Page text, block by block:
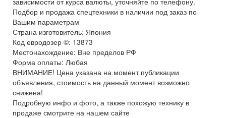
Подбор и продажа спецтехники в наличии под заказ по
Вашим параметрам
Страна изготовитель: Япония
Код евродозер ©: 13873
Местонахождение: Вне пределов РФ
Форма оплаты: Любая
ВНИМАНИЕ! Цена указана на момент публикации
объявления, стоимость на данный момент возможно
снижена!
Подробную инфо и фото, а также похожую технику в
продаже смотрите на нашем сайте